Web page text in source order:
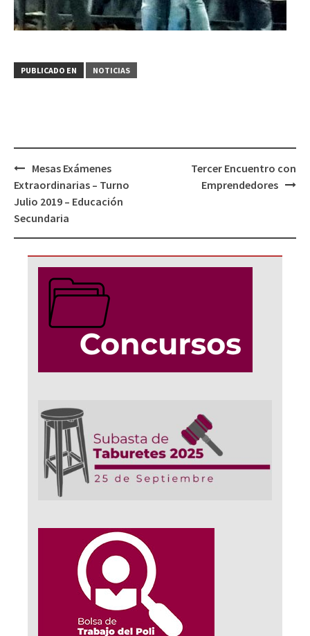
PUBLICADO EN NOTICIAS
Navegación
de
entradas
Mesas Exámenes
Extraordinarias – Turno
Julio 2019 – Educación
Secundaria
Tercer Encuentro con
Emprendedores